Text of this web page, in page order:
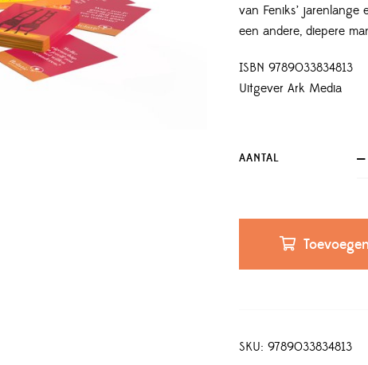
van Feniks’ jarenlange
een andere, diepere
ISBN 9789033834813
Uitgever Ark Media
AANTAL
SKU: 9789033834813